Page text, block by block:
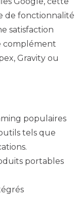
de fonctionnalité
satisfaction
complément
Gravity ou
populaires
tels que
portables